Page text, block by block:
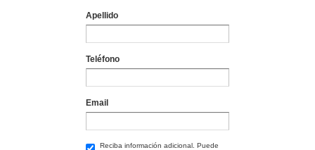
Apellido
Teléfono
Email
Reciba información adicional. Puede